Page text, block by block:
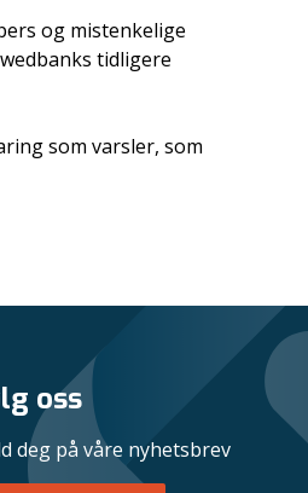
og mistenkelige
tidligere
som varsler, som
oss
deg på våre nyhetsbrev